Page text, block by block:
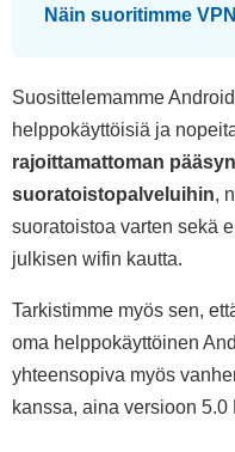
Näin suoritimme
Suosittelemamme
helppokäyttöisiä ja
rajoittamattoman
suoratoistopalveluihin,
suoratoistoa varten sekä
julkisen wifin kautta.
Tarkistimme myös sen,
oma helppokäyttöinen
yhteensopiva myös
kanssa, aina versioon 5.0